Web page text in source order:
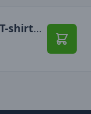
Blåkläder 3479 Dames T-shirt bi-colour